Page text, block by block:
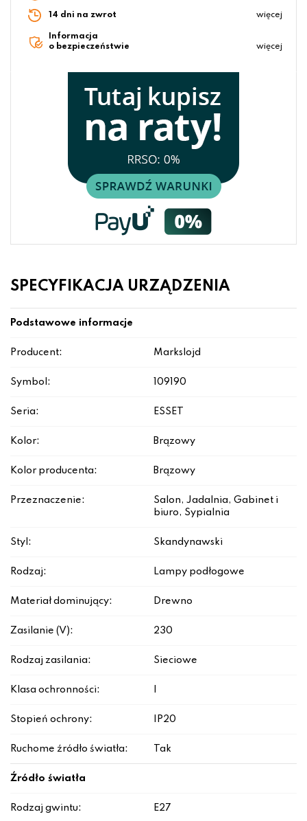
14 dni na zwrot więcej
Informacja
o bezpieczeństwie
więcej
SPECYFIKACJA URZĄDZENIA
Podstawowe informacje
Producent: Markslojd
Symbol: 109190
Seria: ESSET
Kolor: Brązowy
Kolor producenta: Brązowy
Przeznaczenie:
Salon, Jadalnia, Gabinet i
biuro, Sypialnia
Styl: Skandynawski
Rodzaj: Lampy podłogowe
Materiał dominujący: Drewno
Zasilanie (V): 230
Rodzaj zasilania: Sieciowe
Klasa ochronności:
Stopień ochrony: IP20
Ruchome źródło światła: Tak
Źródło światła
Rodzaj gwintu: E27